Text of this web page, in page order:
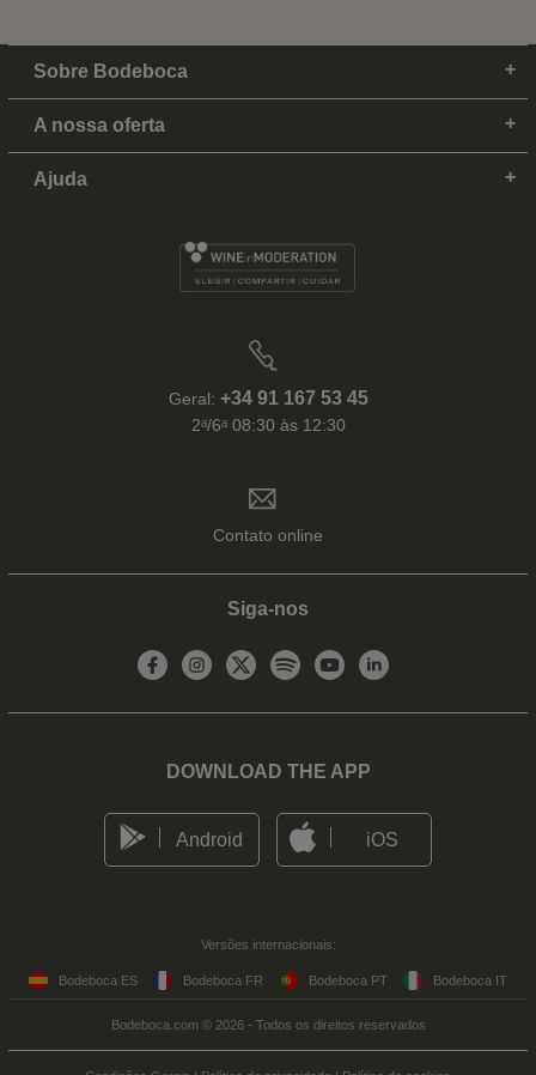
Sobre Bodeboca
A nossa oferta
Ajuda
Geral: +34 91 167 53 45
2ᵃ/6ᵃ 08:30 às 12:30
Contato online
Siga-nos
DOWNLOAD THE APP
Android iOS
Versões internacionais:
Bodeboca ES Bodeboca FR Bodeboca PT Bodeboca IT
Bodeboca.com © 2026 - Todos os direitos reservados